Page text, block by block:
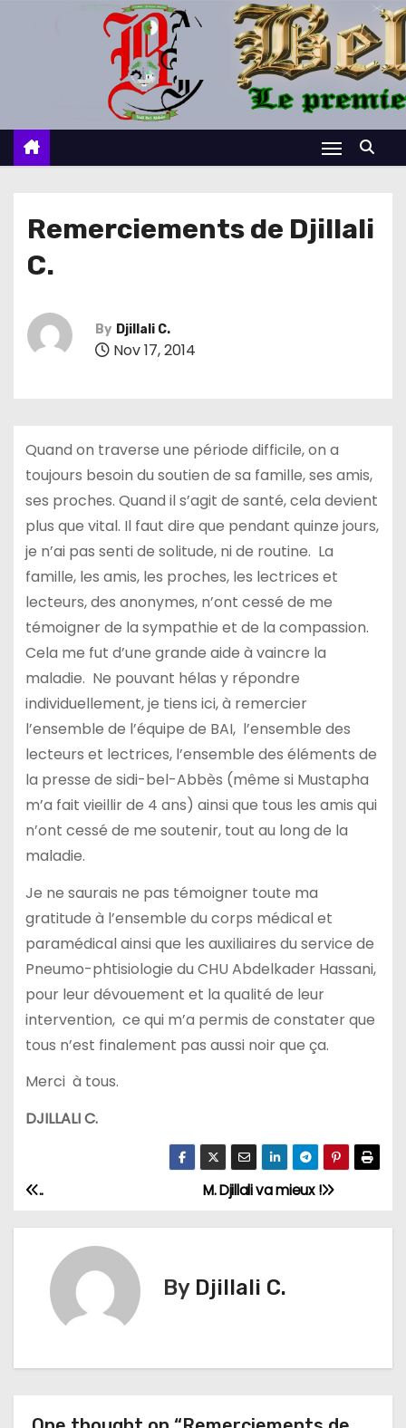
c
Remerciements de Djillali
C.
By Djillali C.
Nov 17, 2014
Quand on traverse une période difficile, on a
toujours besoin du soutien de sa famille, ses amis,
ses proches. Quand il s’agit de santé, cela devient
plus que vital. Il faut dire que pendant quinze jours,
je n’ai pas senti de solitude, ni de routine. La
famille, les amis, les proches, les lectrices et
lecteurs, des anonymes, n’ont cessé de me
témoigner de la sympathie et de la compassion.
Cela me fut d’une grande aide à vaincre la
maladie. Ne pouvant hélas y répondre
individuellement, je tiens ici, à remercier
l’ensemble de l’équipe de BAI, l’ensemble des
lecteurs et lectrices, l’ensemble des éléments de
la presse de sidi-bel-Abbès (même si Mustapha
m’a fait vieillir de 4 ans) ainsi que tous les amis qui
n’ont cessé de me soutenir, tout au long de la
maladie.
Je ne saurais ne pas témoigner toute ma
gratitude à l’ensemble du corps médical et
paramédical ainsi que les auxiliaires du service de
Pneumo-phtisiologie du CHU Abdelkader Hassani,
pour leur dévouement et la qualité de leur
intervention, ce qui m’a permis de constater que
tous n’est finalement pas aussi noir que ça.
Merci à tous.
DJILLALI C.
N
a
M. Djillali va mieux !
..
By Djillali C.